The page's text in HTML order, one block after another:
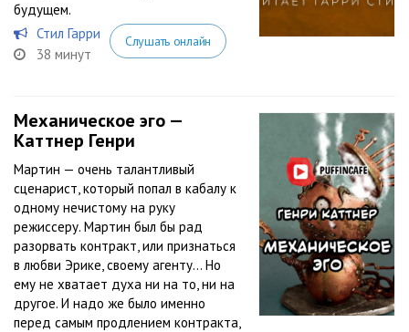
будущем.
Стил Гарри
38 минут
Слушать онлайн
Механическое эго —
Каттнер Генри
Мартин — очень талантливый
сценарист, который попал в кабалу к
одному нечистому на руку
режиссеру. Мартин был бы рад
разорвать контракт, или признаться
в любви Эрике, своему агенту… Но
ему не хватает духа ни на то, ни на
другое. И надо же было именно
перед самым продлением контракта,